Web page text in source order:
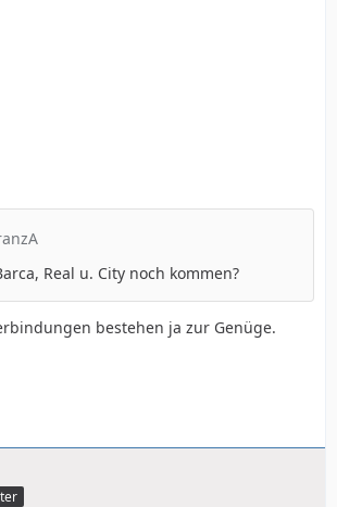
Real u. City noch kommen?
bestehen ja zur Genüge.